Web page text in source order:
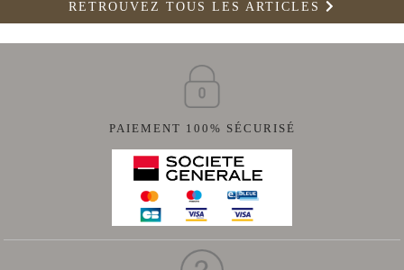
RETROUVEZ TOUS LES ARTICLES
PAIEMENT 100% SÉCURISÉ